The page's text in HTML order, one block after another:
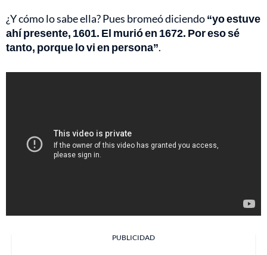
¿Y cómo lo sabe ella? Pues bromeó diciendo“yo estuve
ahí presente, 1601. El murió en 1672. Por eso sé
tanto, porque lo vi en persona”.
PUBLICIDAD